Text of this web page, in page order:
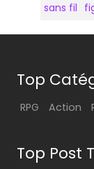
sans fil
Top
RPG Action
Top Post